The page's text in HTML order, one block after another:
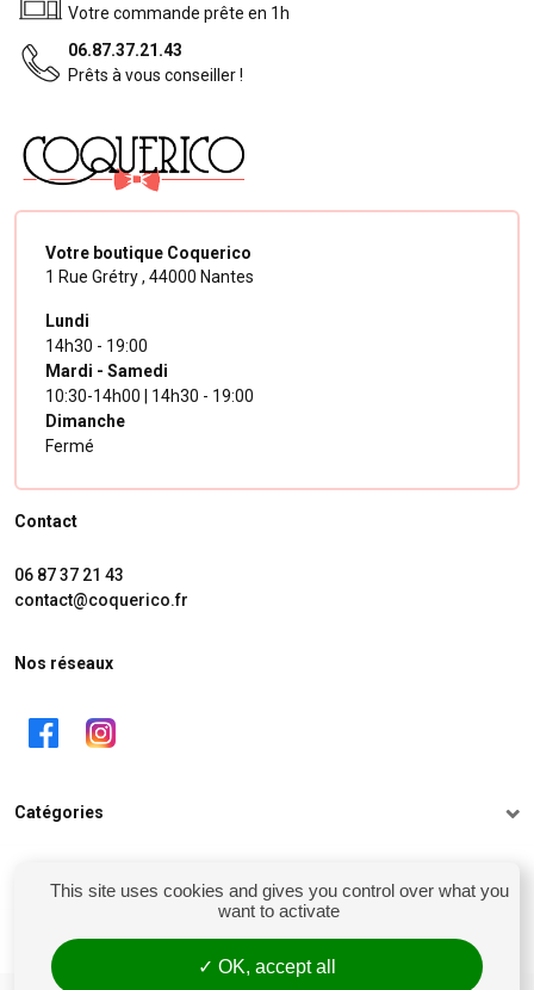
Votre commande prête en 1h
06.87.37.21.43
Prêts à vous conseiller !
Votre boutique Coquerico
1 Rue Grétry , 44000 Nantes
Lundi
14h30 - 19:00
Mardi - Samedi
10:30-14h00 | 14h30 - 19:00
Dimanche
Fermé
Contact
06 87 37 21 43
contact@coquerico.fr
Nos réseaux
Catégories
Mon compte
This site uses cookies and gives you control over what you
want to activate
OK, accept all